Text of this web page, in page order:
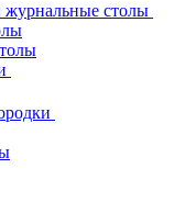
столы